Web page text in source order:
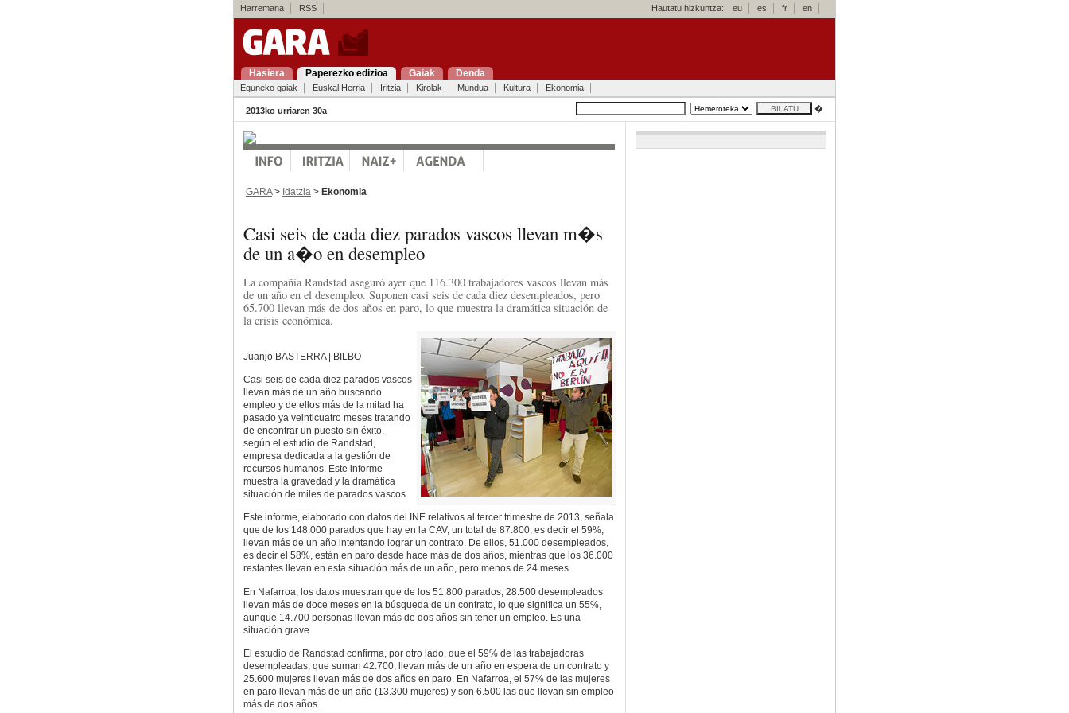
Harremana RSS Hautatu hizkuntza: eu es fr en
Hasiera Paperezko edizioa Gaiak Denda
Eguneko gaiak Euskal Herria Iritzia Kirolak Mundua Kultura Ekonomia
2013ko urriaren 30a �
GARA> Idatzia > Ekonomia
Casi seis de cada diez parados vascos llevan m�s
de un a�o en desempleo
La compañía Randstad aseguró ayer que 116.300 trabajadores vascos llevan más
de un año en el desempleo. Suponen casi seis de cada diez desempleados, pero
65.700 llevan más de dos años en paro, lo que muestra la dramática situación de
la crisis económica.
Juanjo BASTERRA | BILBO
Casi seis de cada diez parados vascos
llevan más de un año buscando
empleo y de ellos más de la mitad ha
pasado ya veinticuatro meses tratando
de encontrar un puesto sin éxito,
según el estudio de Randstad,
empresa dedicada a la gestión de
recursos humanos. Este informe
muestra la gravedad y la dramática
situación de miles de parados vascos.
Este informe, elaborado con datos del INE relativos al tercer trimestre de 2013, señala
que de los 148.000 parados que hay en la CAV, un total de 87.800, es decir el 59%,
llevan más de un año intentando lograr un contrato. De ellos, 51.000 desempleados,
es decir el 58%, están en paro desde hace más de dos años, mientras que los 36.000
restantes llevan en esta situación más de un año, pero menos de 24 meses.
En Nafarroa, los datos muestran que de los 51.800 parados, 28.500 desempleados
llevan más de doce meses en la búsqueda de un contrato, lo que significa un 55%,
aunque 14.700 personas llevan más de dos años sin tener un empleo. Es una
situación grave.
El estudio de Randstad confirma, por otro lado, que el 59% de las trabajadoras
desempleadas, que suman 42.700, llevan más de un año en espera de un contrato y
25.600 mujeres llevan más de dos años en paro. En Nafarroa, el 57% de las mujeres
en paro llevan más de un año (13.300 mujeres) y son 6.500 las que llevan sin empleo
más de dos años.